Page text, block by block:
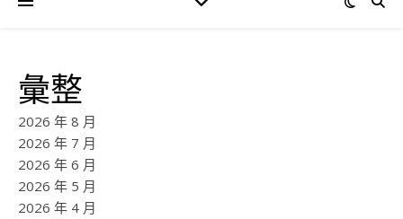
彙整
2026 年 8 月
2026 年 7 月
2026 年 6 月
2026 年 5 月
2026 年 4 月